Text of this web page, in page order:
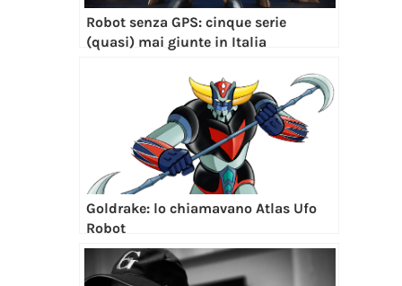
Robot senza GPS: cinque serie
(quasi) mai giunte in Italia
Goldrake: lo chiamavano Atlas Ufo
Robot